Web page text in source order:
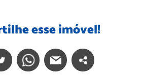
esse imóvel!